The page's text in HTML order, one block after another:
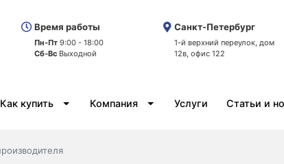
Время работы
Пн-Пт 9:00 - 18:00
Сб-Вс Выходной
Санкт-Петербург
1-й верхний переулок, дом
12в, офис 122
Как купить Компания Услуги Статьи и